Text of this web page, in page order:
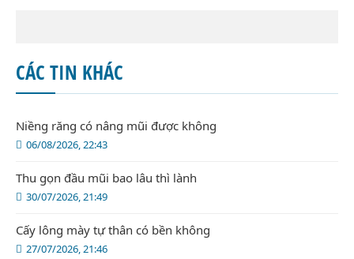
CÁC TIN KHÁC
06/08/2026, 22:43
Niềng răng có nâng mũi được không
30/07/2026, 21:49
Thu gọn đầu mũi bao lâu thì lành
27/07/2026, 21:46
Cấy lông mày tự thân có bền không